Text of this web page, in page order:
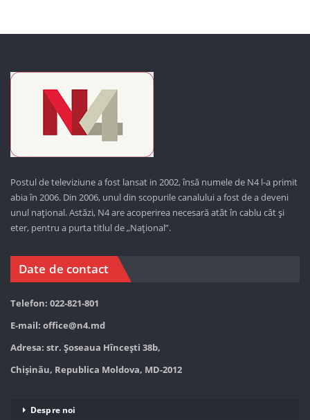
Postul de televiziune a fost lansat in 2002, însă numele de N4 l-a primit
abia în 2006. Din 2006, unul din scopurile canalului a fost de a deveni
unul național. Astăzi, N4 are acoperirea necesară atât în cablu cât și
eter, pentru a purta titlul de „Național”.
Date de contact
Telefon: 022-821-801
E-mail: office@n4.md
Adresa: str. Șoseaua Hînceşti 38b,
Chișinău, Republica Moldova, MD-2012
Despre noi